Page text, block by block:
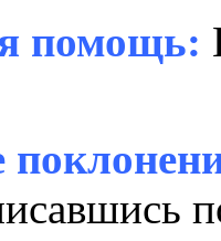
помощь: